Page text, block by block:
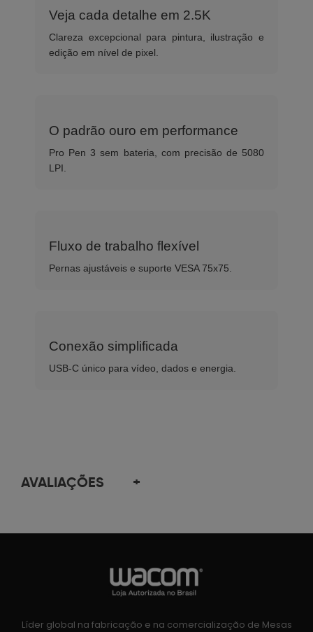
Veja cada detalhe em 2.5K
Clareza excepcional para pintura, ilustração e
edição em nível de pixel.
O padrão ouro em performance
Pro Pen 3 sem bateria, com precisão de 5080
LPI.
Fluxo de trabalho flexível
Pernas ajustáveis e suporte VESA 75x75.
Conexão simplificada
USB-C único para vídeo, dados e energia.
AVALIAÇÕES +
Líder global na fabricação e na comercialização de Mesas